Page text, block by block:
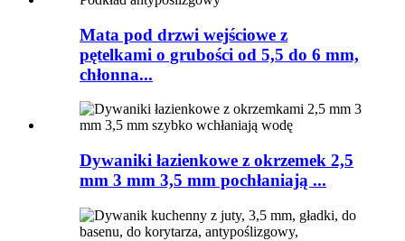
Mata pod drzwi wejściowe z
pętelkami o grubości od 5,5 do 6 mm,
chłonna...
Dywaniki łazienkowe z okrzemek 2,5
mm 3 mm 3,5 mm pochłaniają ...